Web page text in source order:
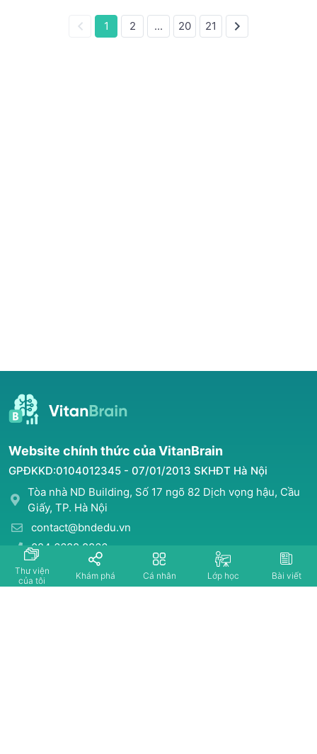
Thư viện
của tôi
Khám phá Cá nhân Lớp học Bài viết
1 2 ... 20 21
Website chính thức của VitanBrain
GPĐKKD:0104012345 - 07/01/2013 SKHĐT Hà Nội
Tòa nhà ND Building, Số 17 ngõ 82 Dịch vọng hậu, Cầu
Giấy, TP. Hà Nội
contact@bndedu.vn
024 6688 8866
THÔNG TIN
CHÍNH SÁCH